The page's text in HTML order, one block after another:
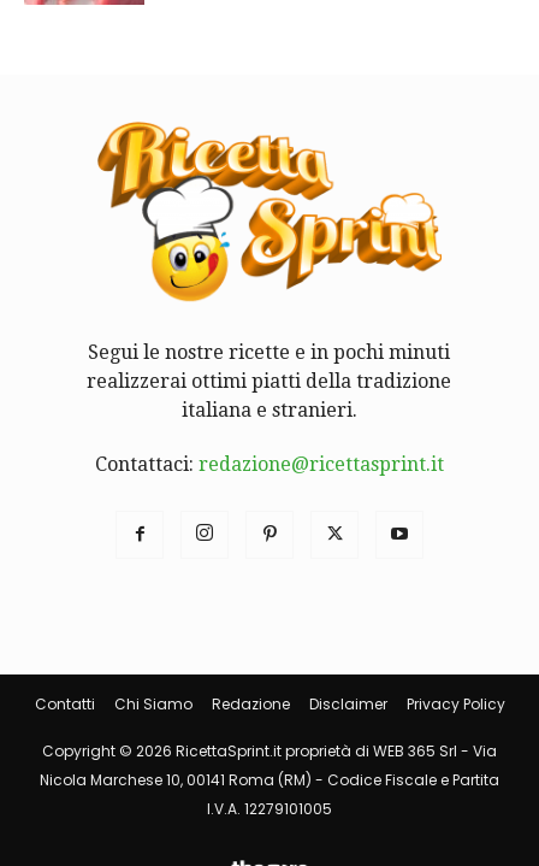
Segui le nostre ricette e in pochi minuti
realizzerai ottimi piatti della tradizione
italiana e stranieri.
Contattaci: redazione@ricettasprint.it
Contatti Chi Siamo Redazione Disclaimer Privacy Policy
Copyright © 2026 RicettaSprint.it proprietà di WEB 365 Srl - Via
Nicola Marchese 10, 00141 Roma (RM) - Codice Fiscale e Partita
I.V.A. 12279101005